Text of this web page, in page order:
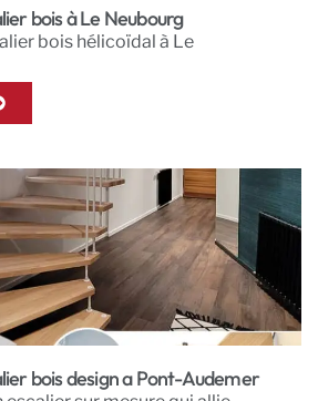
bois à Le Neubourg
bois hélicoïdal à Le
bois design a Pont-Audemer